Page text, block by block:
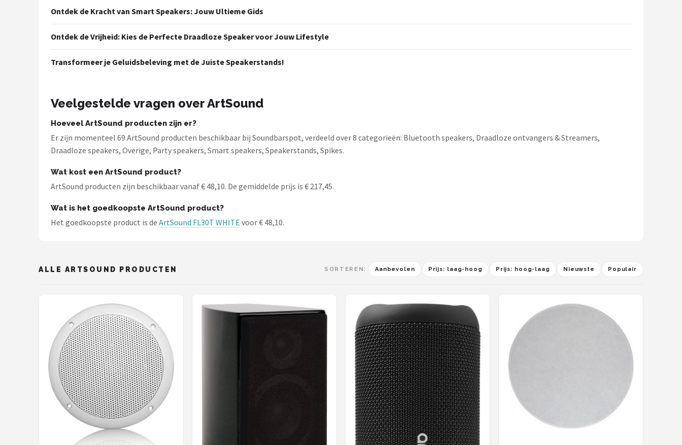
Ontdek de Kracht van Smart Speakers: Jouw Ultieme Gids
Ontdek de Vrijheid: Kies de Perfecte Draadloze Speaker voor Jouw Lifestyle
Transformeer je Geluidsbeleving met de Juiste Speakerstands!
Veelgestelde vragen over ArtSound
Hoeveel ArtSound producten zijn er?
Er zijn momenteel 69 ArtSound producten beschikbaar bij Soundbarspot, verdeeld over 8 categorieën: Bluetooth speakers, Draadloze ontvangers & Streamers,
Draadloze speakers, Overige, Party speakers, Smart speakers, Speakerstands, Spikes.
Wat kost een ArtSound product?
ArtSound producten zijn beschikbaar vanaf € 48,10. De gemiddelde prijs is € 217,45.
Wat is het goedkoopste ArtSound product?
Het goedkoopste product is de ArtSound FL30T WHITE voor € 48,10.
ALLE ARTSOUND PRODUCTEN SORTEREN: Aanbevolen Prijs: laag-hoog Prijs: hoog-laag Nieuwste Populair